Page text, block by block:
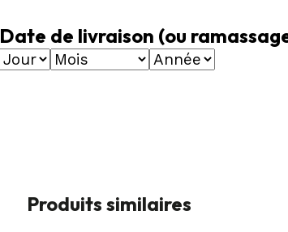
Date de livraison (ou
Produits similaires